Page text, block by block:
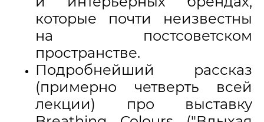
которые почти неизвестны
на постсоветском
пространстве.
Подробнейший рассказ
(примерно четверть всей
лекции) про выставку